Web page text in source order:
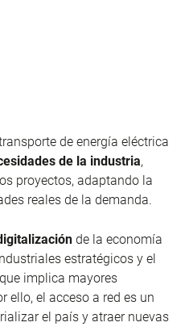
de energía eléctrica
de la industria,
proyectos, adaptando la
reales de la demanda.
de la economía
estratégicos y el
implica mayores
ello, el acceso a red es un
el país y atraer nuevas